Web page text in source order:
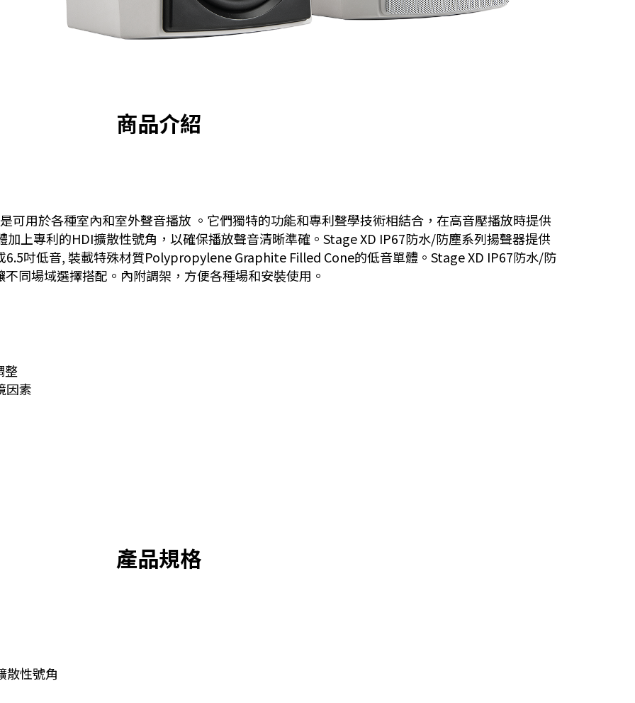
商品介紹
可用於各種室內和室外聲音播放 。它們獨特的功能和專利聲學技術相結合，在高音壓播放時提供
上專利的HDI擴散性號角，以確保播放聲音清晰準確。Stage XD IP67防水/防塵系列揚聲器提供
6.5吋低音, 裝載特殊材質Polypropylene Graphite Filled Cone的低音單體。Stage XD IP67防水/防
同場域選擇搭配。內附調架，方便各種場和安裝使用。
整
因素
產品規格
散性號角